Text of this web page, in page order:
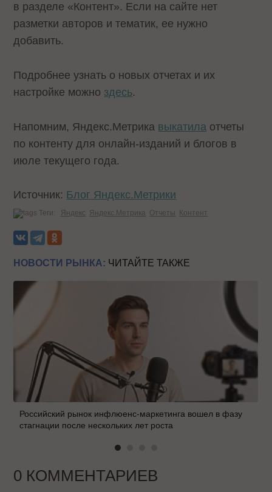
в разделе «Контент». Если на сайте нет
разметки авторов и тематик, ее нужно
добавить.
Подробнее узнать о новых отчетах и их
настройке можно здесь.
Напомним, Яндекс.Метрика выкатила отчеты
по контенту для онлайн-изданий и блогов в
июле текущего года.
Источник: Блог Яндекс.Метрики
Теги: Яндекс Яндекс.Метрика Отчеты Контент
НОВОСТИ РЫНКА: ЧИТАЙТЕ ТАКЖЕ
Российский рынок инфлюенс-маркетинга вошел в фазу
стагнации после нескольких лет роста
0 КОММЕНТАРИЕВ